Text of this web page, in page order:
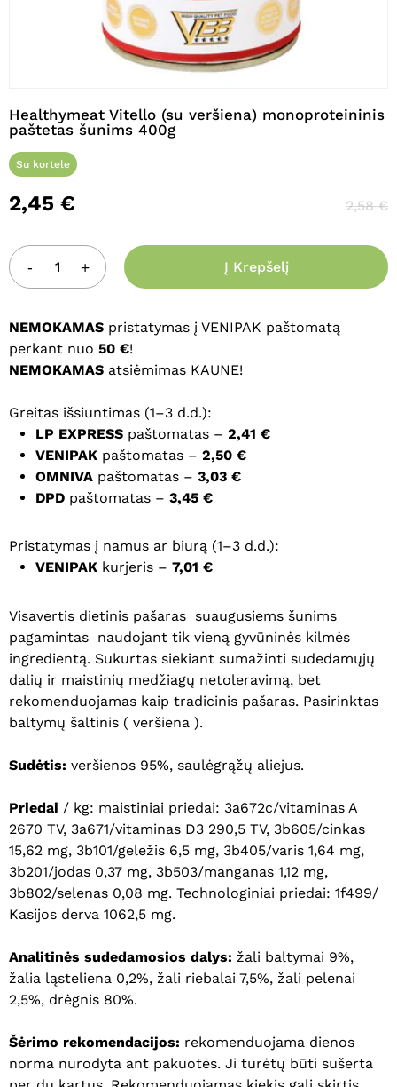
Healthymeat Vitello (su veršiena) monoproteininis
paštetas šunims 400g
Su kortele
2,45 € 2,58€
Į Krepšelį
NEMOKAMAS pristatymas į VENIPAK paštomatą
perkant nuo 50 €!
NEMOKAMAS atsiėmimas KAUNE!
Greitas išsiuntimas (1–3 d.d.):
LP EXPRESS paštomatas – 2,41 €
VENIPAK paštomatas – 2,50 €
OMNIVA paštomatas – 3,03 €
DPD paštomatas – 3,45 €
Pristatymas į namus ar biurą (1–3 d.d.):
VENIPAK kurjeris – 7,01 €
Visavertis dietinis pašaras suaugusiems šunims
pagamintas naudojant tik vieną gyvūninės kilmės
ingredientą. Sukurtas siekiant sumažinti sudedamųjų
dalių ir maistinių medžiagų netoleravimą, bet
rekomenduojamas kaip tradicinis pašaras. Pasirinktas
baltymų šaltinis ( veršiena ).
Sudėtis: veršienos 95%, saulėgrąžų aliejus.
Priedai / kg: maistiniai priedai: 3a672c/vitaminas A
2670 TV, 3a671/vitaminas D3 290,5 TV, 3b605/cinkas
15,62 mg, 3b101/geležis 6,5 mg, 3b405/varis 1,64 mg,
3b201/jodas 0,37 mg, 3b503/manganas 1,12 mg,
3b802/selenas 0,08 mg. Technologiniai priedai: 1f499/
Kasijos derva 1062,5 mg.
Analitinės sudedamosios dalys: žali baltymai 9%,
žalia ląsteliena 0,2%, žali riebalai 7,5%, žali pelenai
2,5%, drėgnis 80%.
Šėrimo rekomendacijos: rekomenduojama dienos
norma nurodyta ant pakuotės. Ji turėtų būti sušerta
Pavadinimas*
El. paštas
interneto puslapį, kad jų nebereiktų
įvesti iš naujo, kai kitą kartą vėl norėsiu